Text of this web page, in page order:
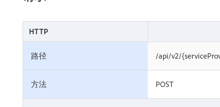
HTTP
路径 /api/v2/
方法 POST